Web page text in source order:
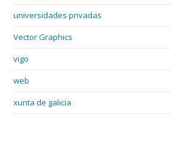
universidades privadas
Vector Graphics
vigo
web
xunta de galicia